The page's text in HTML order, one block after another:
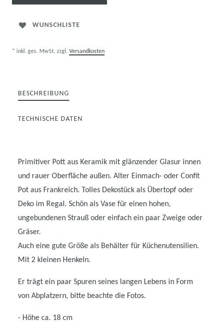
WUNSCHLISTE
* inkl. ges. MwSt. zzgl. Versandkosten
BESCHREIBUNG
TECHNISCHE DATEN
Primitiver Pott aus Keramik mit glänzender Glasur innen
und rauer Oberfläche außen. Alter Einmach- oder Confit
Pot aus Frankreich. Tolles Dekostück als Übertopf oder
Deko im Regal. Schön als Vase für einen hohen,
ungebundenen Strauß oder einfach ein paar Zweige oder
Gräser.
Auch eine gute Größe als Behälter für Küchenutensilien.
Mit 2 kleinen Henkeln.
Er trägt ein paar Spuren seines langen Lebens in Form
von Abplatzern, bitte beachte die Fotos.
- Höhe ca. 18 cm